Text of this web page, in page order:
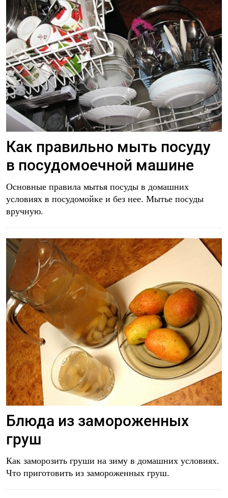
Как правильно мыть посуду
в посудомоечной машине
Основные правила мытья посуды в домашних
условиях в посудомойке и без нее. Мытье посуды
вручную.
Блюда из замороженных
груш
Как заморозить груши на зиму в домашних условиях.
Что приготовить из замороженных груш.